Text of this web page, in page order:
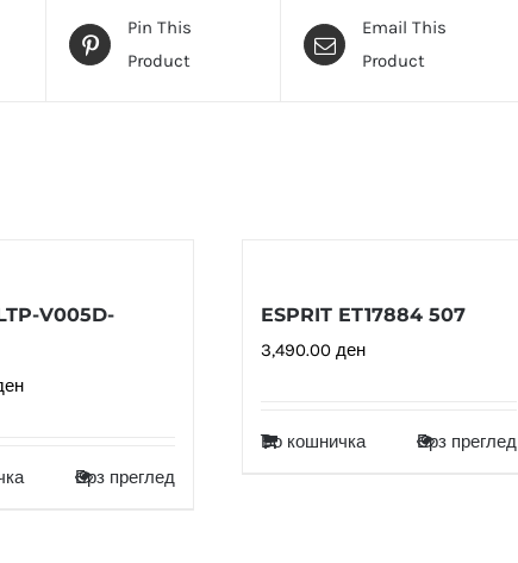
Pin This
Product
Email This
Product
V005D-
Брз преглед
ESPRIT ET17884 507
3,490.00 ден
Во кошничка Брз преглед